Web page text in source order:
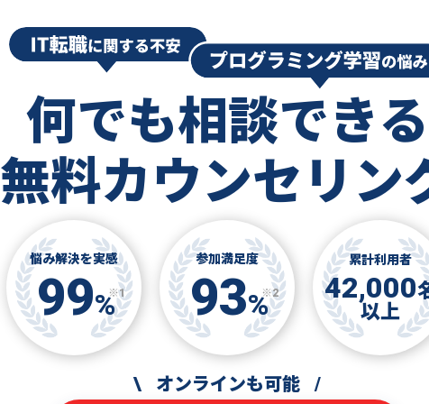
何でも相談できる
無料カウンセリン
悩み解決を実感
99%※1
参加満足度
93%※2
累計利用者
42,000
以上
\ オンラインも可能 /